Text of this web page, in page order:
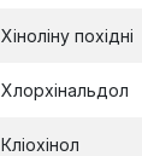
Хіноліну похідні
Хлорхінальдол
Кліохінол